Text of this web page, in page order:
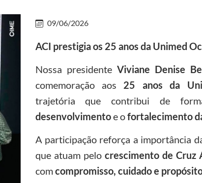
09/06/2026
ACI prestigia os 25 anos da Unimed
Nossa presidente Viviane Denise
comemoração aos 25 anos da
trajetória que contribui de
desenvolvimentoe ofortalecimento
A participação reforça a importância
que atuam pelo crescimento de Cruz
comcompromisso, cuidado e